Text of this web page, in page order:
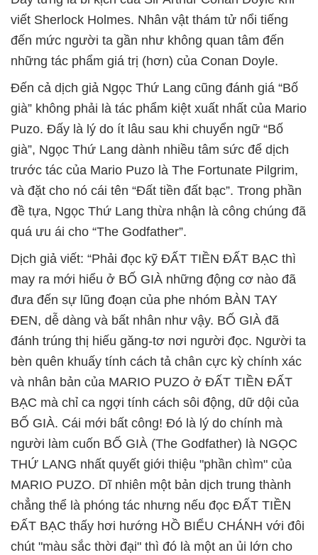
viết Sherlock Holmes. Nhân vật thám tử nổi tiếng
đến mức người ta gần như không quan tâm đến
những tác phẩm giá trị (hơn) của Conan Doyle.
Đến cả dịch giả Ngọc Thứ Lang cũng đánh giá “Bố
già” không phải là tác phẩm kiệt xuất nhất của Mario
Puzo. Đấy là lý do ít lâu sau khi chuyển ngữ “Bố
già”, Ngọc Thứ Lang dành nhiều tâm sức để dịch
trước tác của Mario Puzo là The Fortunate Pilgrim,
và đặt cho nó cái tên “Đất tiền đất bạc”. Trong phần
đề tựa, Ngọc Thứ Lang thừa nhận là công chúng đã
quá ưu ái cho “The Godfather”.
Dịch giả viết: “Phải đọc kỹ ĐẤT TIỀN ĐẤT BẠC thì
may ra mới hiểu ở BỐ GIÀ những động cơ nào đã
đưa đến sự lũng đoạn của phe nhóm BÀN TAY
ĐEN, dễ dàng và bất nhân như vậy. BỐ GIÀ đã
đánh trúng thị hiếu găng-tơ nơi người đọc. Người ta
bèn quên khuấy tính cách tả chân cực kỳ chính xác
và nhân bản của MARIO PUZO ở ĐẤT TIỀN ĐẤT
BẠC mà chỉ ca ngợi tính cách sôi động, dữ dội của
BỐ GIÀ. Cái mới bất công! Đó là lý do chính mà
người làm cuốn BỐ GIÀ (The Godfather) là NGỌC
THỨ LANG nhất quyết giới thiệu "phần chìm" của
MARIO PUZO. Dĩ nhiên một bản dịch trung thành
chẳng thể là phóng tác nhưng nếu đọc ĐẤT TIỀN
ĐẤT BẠC thấy hơi hướng HỒ BIỂU CHÁNH với đôi
chút "màu sắc thời đại" thì đó là một an ủi lớn cho